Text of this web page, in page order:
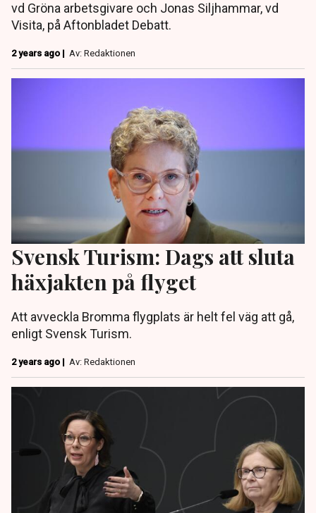
vd Gröna arbetsgivare och Jonas Siljhammar, vd
Visita, på Aftonbladet Debatt.
2 years ago | Av: Redaktionen
Svensk Turism: Dags att sluta
häxjakten på flyget
Att avveckla Bromma flygplats är helt fel väg att gå,
enligt Svensk Turism.
2 years ago | Av: Redaktionen